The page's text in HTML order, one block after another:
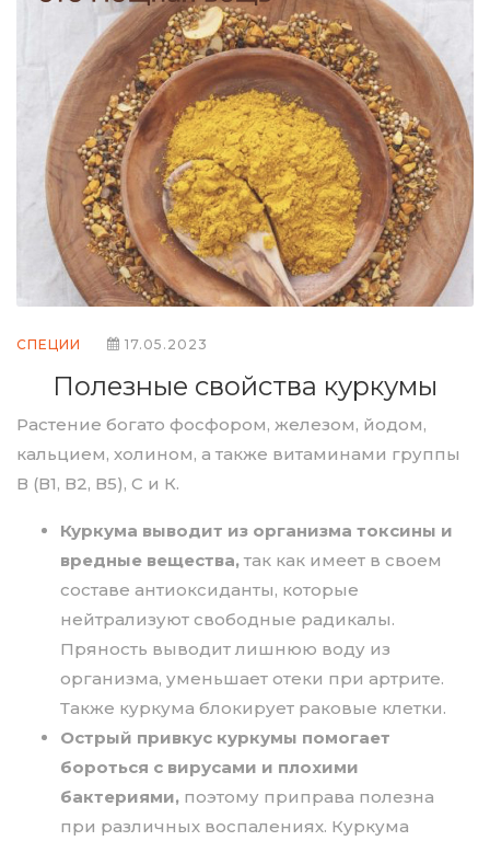
СПЕЦИИ 17.05.2023
Полезные свойства куркумы
Растение богато фосфором, железом, йодом,
кальцием, холином, а также витаминами группы
В (В1, В2, В5), С и К.
Куркума выводит из организма токсины и
вредные вещества, так как имеет в своем
составе антиоксиданты, которые
нейтрализуют свободные радикалы.
Пряность выводит лишнюю воду из
организма, уменьшает отеки при артрите.
Также куркума блокирует раковые клетки.
Острый привкус куркумы помогает
бороться с вирусами и плохими
бактериями, поэтому приправа полезна
при различных воспалениях. Куркума